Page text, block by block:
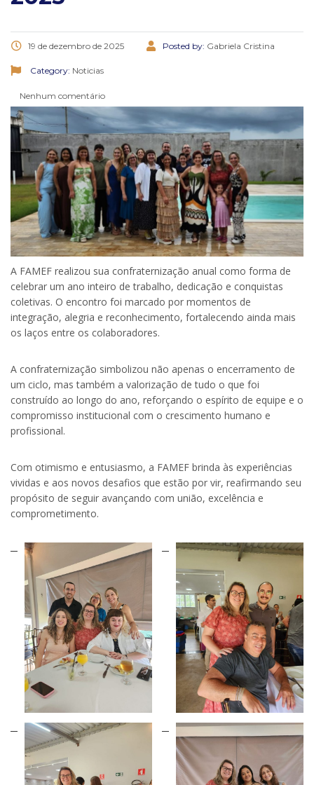
19 de dezembro de 2025 Posted by: Gabriela Cristina
Category: Noticias
Nenhum comentário
A FAMEF realizou sua confraternização anual como forma de
celebrar um ano inteiro de trabalho, dedicação e conquistas
coletivas. O encontro foi marcado por momentos de
integração, alegria e reconhecimento, fortalecendo ainda mais
os laços entre os colaboradores.
A confraternização simbolizou não apenas o encerramento de
um ciclo, mas também a valorização de tudo o que foi
construído ao longo do ano, reforçando o espírito de equipe e o
compromisso institucional com o crescimento humano e
profissional.
Com otimismo e entusiasmo, a FAMEF brinda às experiências
vividas e aos novos desafios que estão por vir, reafirmando seu
propósito de seguir avançando com união, excelência e
comprometimento.